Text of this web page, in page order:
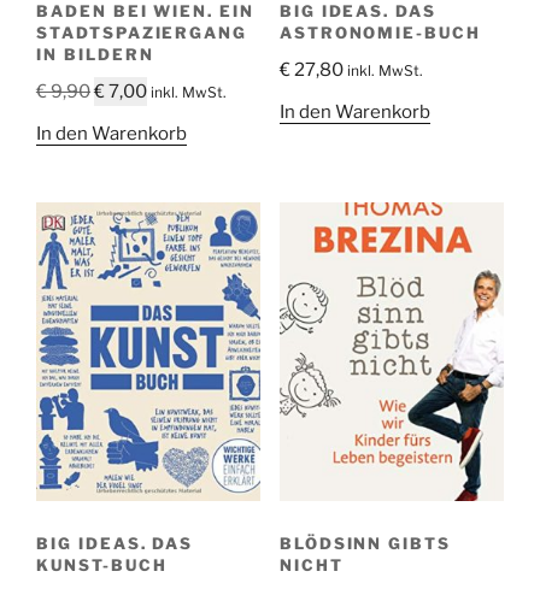
BADEN BEI WIEN. EIN
STADTSPAZIERGANG
IN BILDERN
€9,90Ursprünglicher
war:
€7,00Aktueller
ist:
inkl. MwSt.
In den Warenkorb
BIG IDEAS. DAS
ASTRONOMIE-BUCH
€27,80 inkl. MwSt.
In den Warenkorb
BIG IDEAS. DAS
KUNST-BUCH
BLÖDSINN GIBTS
NICHT